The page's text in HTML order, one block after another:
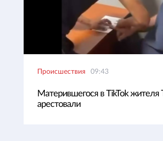
Происшествия 09:43
Матерившегося в TikTok жителя
арестовали